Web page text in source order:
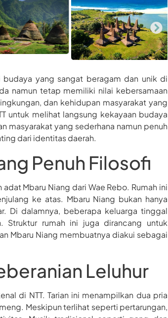
budaya yang sangat beragam dan unik di
namun tetap memiliki nilai kebersamaan
dan kehidupan masyarakat yang
untuk melihat langsung kekayaan budaya
masyarakat yang sederhana namun penuh
dari identitas daerah.
Penuh Filosofi
Mbaru Niang dari Wae Rebo. Rumah ini
ke atas. Mbaru Niang bukan hanya
Di dalamnya, beberapa keluarga tinggal
Struktur rumah ini juga dirancang untuk
Mbaru Niang membuatnya diakui sebagai
Leluhur
di NTT. Tarian ini menampilkan dua pria
Meskipun terlihat seperti pertarungan,